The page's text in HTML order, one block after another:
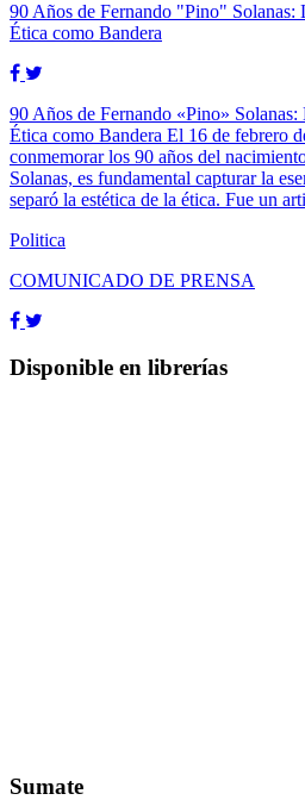
90 Años de Fernando "Pino" Solanas:
Ética como Bandera
90 Años de Fernando «Pino»
Ética como Bandera El 16 de febrero
conmemorar los 90 años del
Solanas, es fundamental capturar la
separó la estética de la ética. Fue un
Politica
COMUNICADO DE PRENSA
Disponible en librerías
Sumate